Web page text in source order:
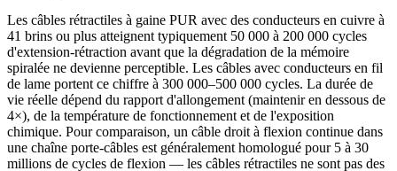
Les câbles rétractiles à gaine PUR avec des conducteurs en cuivre à
41 brins ou plus atteignent typiquement 50 000 à 200 000 cycles
d'extension-rétraction avant que la dégradation de la mémoire
spiralée ne devienne perceptible. Les câbles avec conducteurs en fil
de lame portent ce chiffre à 300 000–500 000 cycles. La durée de
vie réelle dépend du rapport d'allongement (maintenir en dessous de
4×), de la température de fonctionnement et de l'exposition
chimique. Pour comparaison, un câble droit à flexion continue dans
une chaîne porte-câbles est généralement homologué pour 5 à 30
millions de cycles de flexion — les câbles rétractiles ne sont pas des